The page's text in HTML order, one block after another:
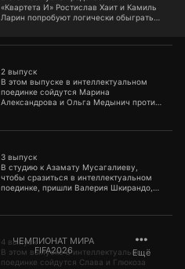
ЧЕМПИОНАТ МИРА
FIFA2026
Ещё
«Квартета И» Ростислав Хаит и Камиль
Ларин попробуют логически обыграть
2 выпуск
В этом выпуске в интеллектуальном
поединке сойдутся Марина
Александрова и Ольга Медынич против
3 выпуск
В студию к Азамату Мусагалиеву,
чтобы сразиться в интеллектуальном
поединке, пришли Валерия Шкирандо,
4 выпуск
В этом выпуске в интеллектуально
поединке сойдутся Слава и Глюкоза